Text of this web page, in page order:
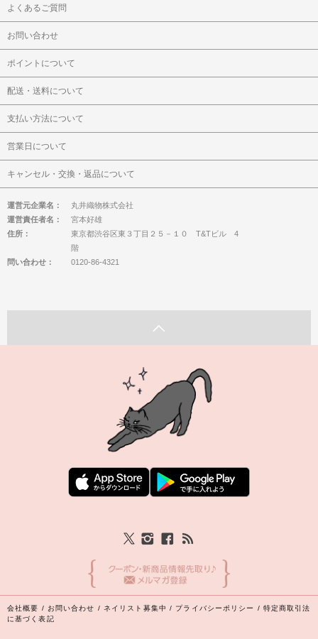
よくあるご質問
お問い合わせ
ポイントについて
配送・送料について
支払い方法について
営業日について
キャンセル・交換・返品について
運営元企業名：
丸井織物株式会社
運営責任者名：
宮本好雄
住所：
東京都渋谷区東３丁目２５－１０ T&Tビル 4
階
問い合わせ：
0120-86-4321
会社概要 / お問い合わせ / ネイリスト募集中 / プライバシーポリシー / 特定商取引法
に基づく表記